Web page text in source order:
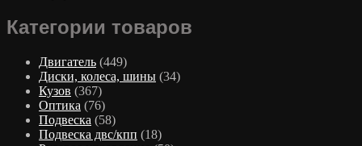
Категории товаров
Двигатель (449)
Диски, колеса, шины (34)
Кузов (367)
Оптика (76)
Подвеска (58)
Подвеска двс/кпп (18)